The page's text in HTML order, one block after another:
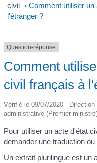
civil > Comment utiliser
l'étranger ?
Question-réponse
Comment
civil français à
Vérifié le 09/07/2020 -
administrative (Premier
Pour utiliser un acte d'état
demander une traduction
Un extrait plurilingue est un